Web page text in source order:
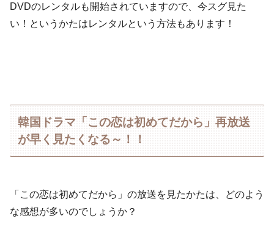
DVDのレンタルも開始されていますので、今スグ見た
い！というかたはレンタルという方法もあります！
韓国ドラマ「この恋は初めてだから」再放送
が早く見たくなる～！！
「この恋は初めてだから」の放送を見たかたは、どのよう
な感想が多いのでしょうか？